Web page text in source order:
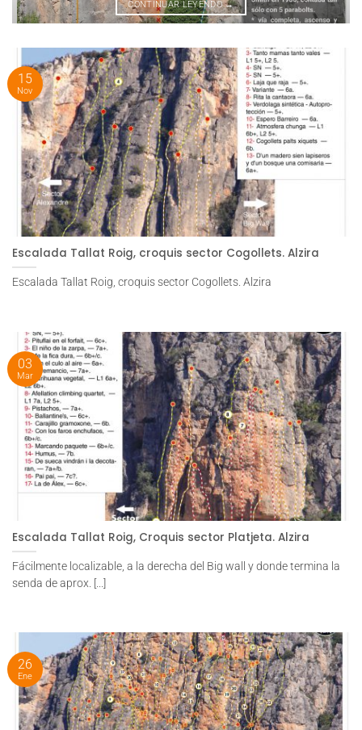
CONTINUAR LEYENDO→
Escalada Tallat Roig, croquis sector Cogollets. Alzira
Escalada Tallat Roig, croquis sector Cogollets. Alzira
15
Nov
Escalada Tallat Roig, Croquis sector Platjeta. Alzira
Fácilmente localizable, a la derecha del Big wall y donde termina la
senda de aprox. [...]
03
Mar
26
Ene